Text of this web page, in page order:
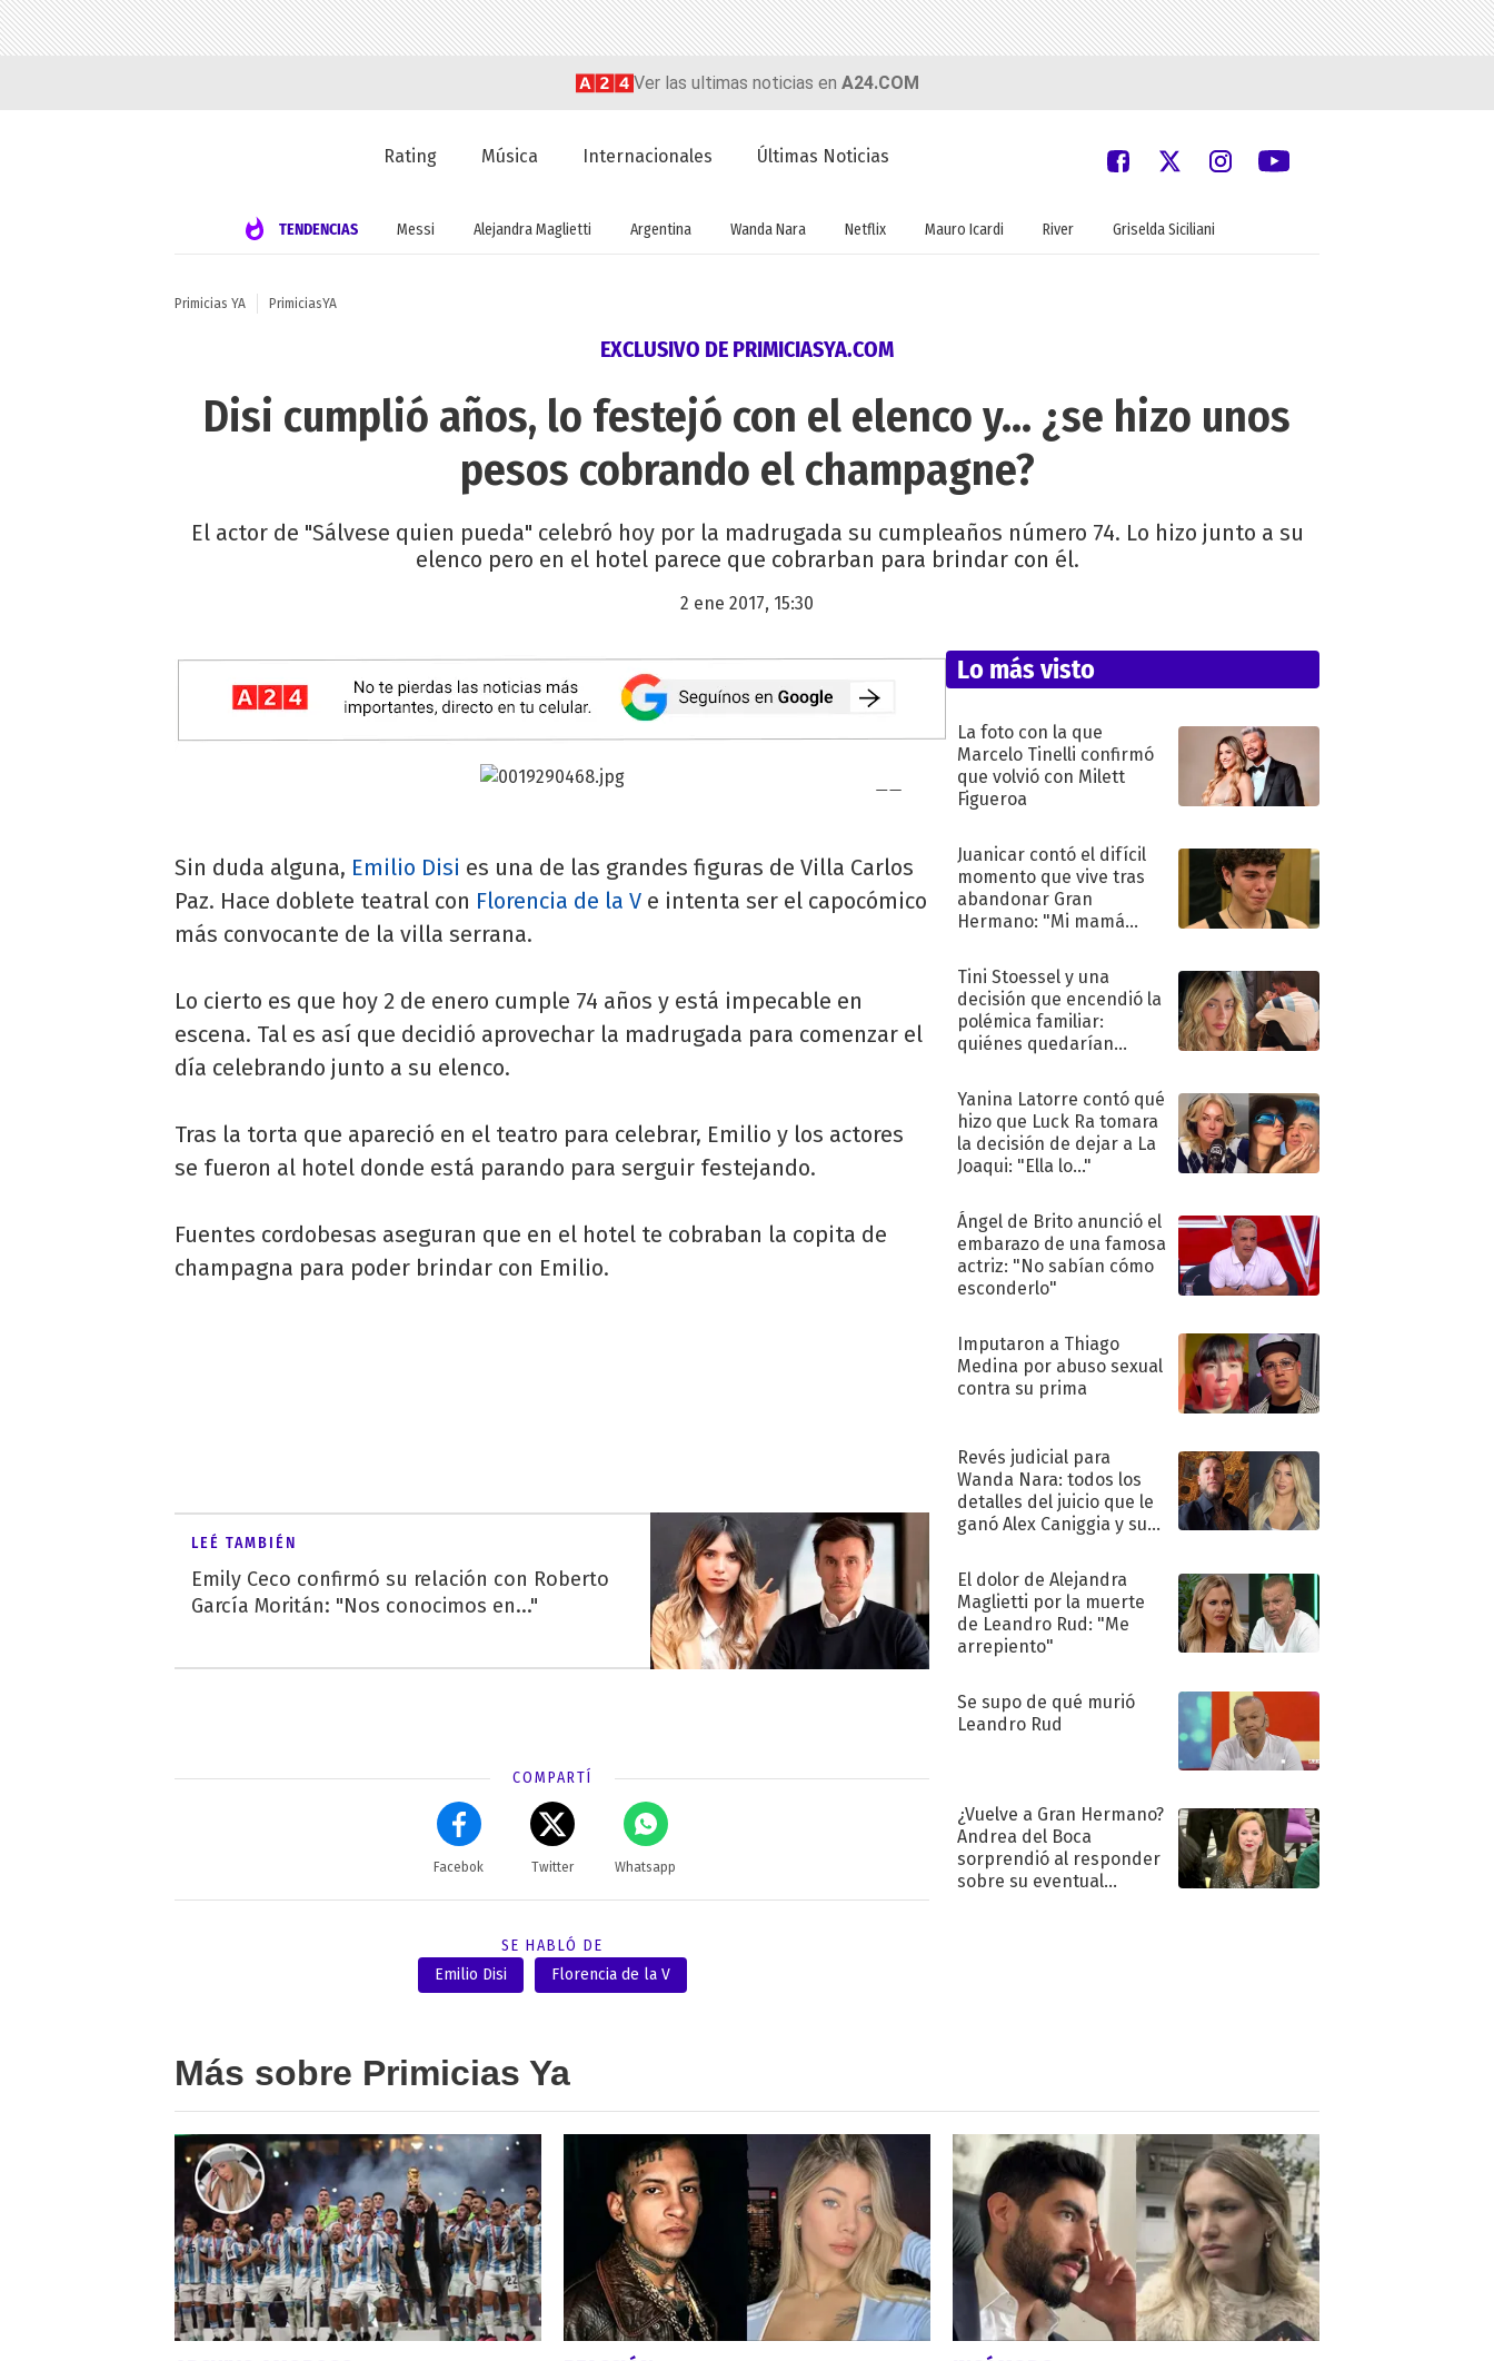
Ver las ultimas noticias en A24.COM
Rating Música Internacionales Últimas Noticias
TENDENCIAS Messi Alejandra Maglietti Argentina Wanda Nara Netflix Mauro Icardi River Griselda Siciliani
Primicias YA PrimiciasYA
EXCLUSIVO DE PRIMICIASYA.COM
Disi cumplió años, lo festejó con el elenco y... ¿se hizo unos
pesos cobrando el champagne?
El actor de "Sálvese quien pueda" celebró hoy por la madrugada su cumpleaños número 74. Lo hizo junto a su
elenco pero en el hotel parece que cobrarban para brindar con él.
2 ene 2017, 15:30
Sin duda alguna, Emilio Disi es una de las grandes figuras de Villa Carlos
Paz. Hace doblete teatral con Florencia de la V e intenta ser el capocómico
más convocante de la villa serrana.
Lo cierto es que hoy 2 de enero cumple 74 años y está impecable en
escena. Tal es así que decidió aprovechar la madrugada para comenzar el
día celebrando junto a su elenco.
Tras la torta que apareció en el teatro para celebrar, Emilio y los actores
se fueron al hotel donde está parando para serguir festejando.
Fuentes cordobesas aseguran que en el hotel te cobraban la copita de
champagna para poder brindar con Emilio.
LEÉ TAMBIÉN
Emily Ceco confirmó su relación con Roberto
García Moritán: "Nos conocimos en..."
COMPARTÍ
Facebok Twitter Whatsapp
SE HABLÓ DE
Emilio Disi
Florencia de la V
Lo más visto
La foto con la que
Marcelo Tinelli confirmó
que volvió con Milett
Figueroa
Juanicar contó el difícil
momento que vive tras
abandonar Gran
Hermano: "Mi mamá
Tini Stoessel y una
decisión que encendió la
polémica familiar:
quiénes quedarían
Yanina Latorre contó qué
hizo que Luck Ra tomara
la decisión de dejar a La
Joaqui: "Ella lo..."
Ángel de Brito anunció el
embarazo de una famosa
actriz: "No sabían cómo
esconderlo"
Imputaron a Thiago
Medina por abuso sexual
contra su prima
Revés judicial para
Wanda Nara: todos los
detalles del juicio que le
ganó Alex Caniggia y sus
El dolor de Alejandra
Maglietti por la muerte
de Leandro Rud: "Me
arrepiento"
Se supo de qué murió
Leandro Rud
¿Vuelve a Gran Hermano?
Andrea del Boca
sorprendió al responder
sobre su eventual
Más sobre Primicias Ya